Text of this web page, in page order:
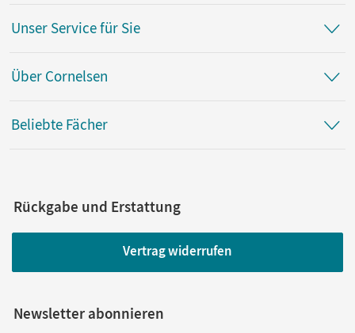
Unser Service für Sie
Über Cornelsen
Beliebte Fächer
Rückgabe und Erstattung
Vertrag widerrufen
Newsletter abonnieren